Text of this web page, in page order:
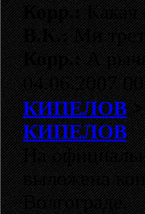
Корр.:Какая
В.К.:Ми
Корр.:А
04.06.2007
КИПЕЛОВ
КИПЕЛОВ
На
выложена
Волгограде.